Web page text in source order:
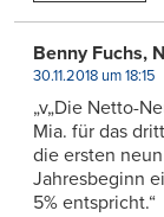
Benny Fuchs,
30.11.2018 um 18:15
„v„Die Netto-
Mia. für das
die ersten
Jahresbeginn
5% entspricht.“